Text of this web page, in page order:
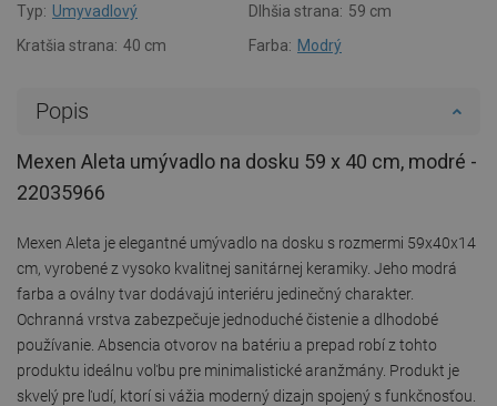
Typ: Umyvadlový Dlhšia strana: 59 cm
Kratšia strana: 40 cm Farba: Modrý
Popis
Mexen Aleta umývadlo na dosku 59 x 40 cm, modré -
22035966
Mexen Aleta je elegantné umývadlo na dosku s rozmermi 59x40x14
cm, vyrobené z vysoko kvalitnej sanitárnej keramiky. Jeho modrá
farba a oválny tvar dodávajú interiéru jedinečný charakter.
Ochranná vrstva zabezpečuje jednoduché čistenie a dlhodobé
používanie. Absencia otvorov na batériu a prepad robí z tohto
produktu ideálnu voľbu pre minimalistické aranžmány. Produkt je
skvelý pre ľudí, ktorí si vážia moderný dizajn spojený s funkčnosťou.